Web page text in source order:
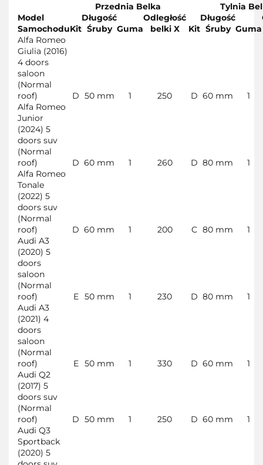
Przednia Belka
Tylnia
Model
SamochoduKit
Długość
Śruby Guma
Odległość
belki X
Kit
Długość
Śruby Guma
Alfa Romeo
Giulia (2016)
4 doors
saloon
(Normal
roof)
D 50 mm 1 250 D 60 mm
1
Alfa Romeo
Junior
(2024) 5
doors suv
(Normal
roof)
D 60 mm 1 260 D 80 mm
1
Alfa Romeo
Tonale
(2022) 5
doors suv
(Normal
roof)
D 60 mm 1 200 C 80 mm
1
Audi A3
(2020) 5
doors
saloon
(Normal
roof)
E 50 mm 1 230 D 80 mm
1
Audi A3
(2021) 4
doors
saloon
(Normal
roof)
E 50 mm 1 330 D 60 mm
1
Audi Q2
(2017) 5
doors suv
(Normal
roof)
D 50 mm 1 250 D 60 mm
1
Audi Q3
Sportback
(2020) 5